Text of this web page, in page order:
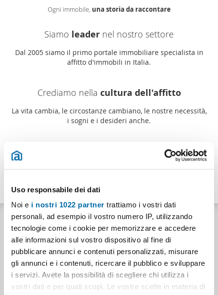
Uso responsabile dei dati
Noi e i nostri 1022 partner trattiamo i vostri dati
personali, ad esempio il vostro numero IP, utilizzando
tecnologie come i cookie per memorizzare e accedere
alle informazioni sul vostro dispositivo al fine di
pubblicare annunci e contenuti personalizzati, misurare
gli annunci e i contenuti, ricercare il pubblico e sviluppare
i servizi. Avete la possibilità di scegliere chi utilizza i
vostri dati e per quali scopi. Le vostre scelte in materia di
Ogni immobile, una storia da raccontare
Siamo leader nel nostro settore
Dal 2005 siamo il primo portale immobiliare specialista in
affitto d'immobili in Italia.
Crediamo nella cultura dell'affitto
La vita cambia, le circostanze cambiano, le nostre necessità,
i sogni e i desideri anche.
straordinaria
Approfittane, l'appartamento che stai cercando esiste, e noi
Pubblica il tuo annuncio e affittail tuo immobile!
In modorapidoefacile.
Se hai un appartamento che ti piacerebbe
affittare Non perdere un solo istante!